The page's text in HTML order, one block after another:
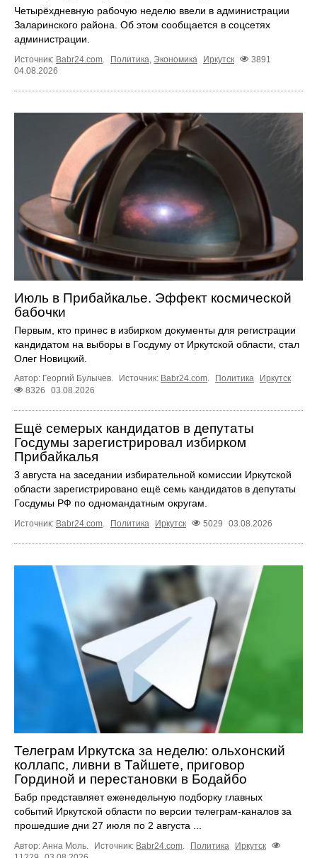
Четырёхдневную рабочую неделю ввели в администрации
Заларинского района. Об этом сообщается в соцсетях
администрации.
Источник: Babr24.com. Политика, Экономика Иркутск
3891
04.08.2026
Июль в Прибайкалье. Эффект космической
бабочки
Первым, кто принес в избирком документы для регистрации
кандидатом на выборы в Госдуму от Иркутской области, стал
Олег Новицкий.
Автор: Георгий Булычев. Источник: Babr24.com Политика
Иркутск
8326
03.08.2026
Ещё семерых кандидатов в депутаты
Госдумы зарегистрировал избирком
Прибайкалья
3 августа на заседании избирательной комиссии Иркутской
области зарегистрировано ещё семь кандидатов в депутаты
Госдумы РФ по одномандатным округам.
Источник: Babr24.com. Политика Иркутск 5029 03.08.2026
Телеграм Иркутска за неделю: ольхонский
коллапс, ливни в Тайшете, приговор
Гординой и перестановки в Бодайбо
Бабр представляет еженедельную подборку главных
событий Иркутской области по версии телеграм-каналов за
прошедшие дни 27 июля по 2 августа ...
Автор: Анна Моль. Источник: Babr24.com Политика
Иркутск